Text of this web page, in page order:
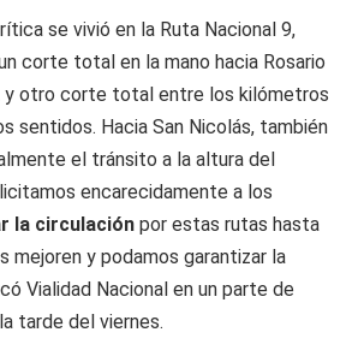
se vivió en la Ruta Nacional 9,
corte total en la mano hacia Rosario
y otro corte total entre los kilómetros
sentidos. Hacia San Nicolás, también
el tránsito a la altura del
encarecidamente a los
la circulación por estas rutas hasta
mejoren y podamos garantizar la
Vialidad Nacional en un parte de
tarde del viernes.